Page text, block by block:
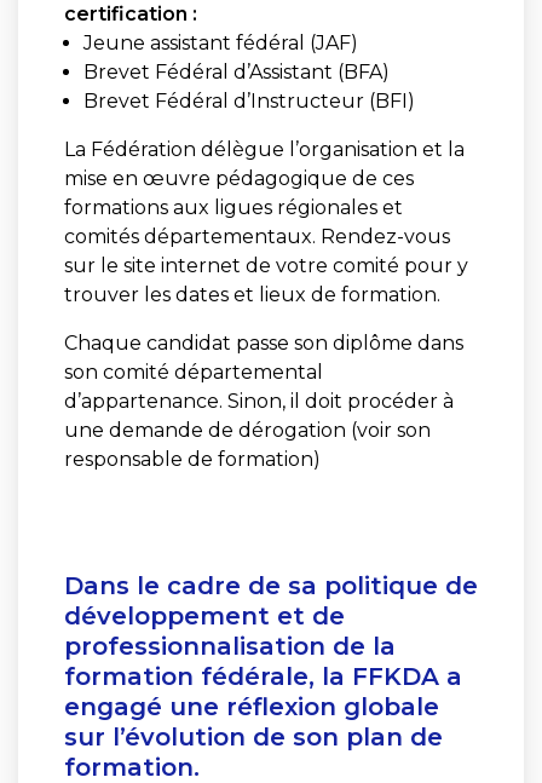
certification :
Jeune assistant fédéral (JAF)
Brevet Fédéral d’Assistant (BFA)
Brevet Fédéral d’Instructeur (BFI)
La Fédération délègue l’organisation et la
mise en œuvre pédagogique de ces
formations aux ligues régionales et
comités départementaux. Rendez-vous
sur le site internet de votre comité pour y
trouver les dates et lieux de formation.
Chaque candidat passe son diplôme dans
son comité départemental
d’appartenance. Sinon, il doit procéder à
une demande de dérogation (voir son
responsable de formation)
Dans le cadre de sa politique de
développement et de
professionnalisation de la
formation fédérale, la FFKDA a
engagé une réflexion globale
sur l’évolution de son plan de
formation.